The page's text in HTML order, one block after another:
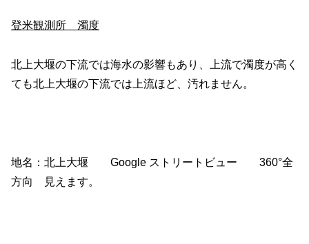
登米観測所 濁度
北上大堰の下流では海水の影響もあり、上流で濁度が高く
ても北上大堰の下流では上流ほど、汚れません。
地名：北上大堰 Google ストリートビュー 360°全
方向 見えます。